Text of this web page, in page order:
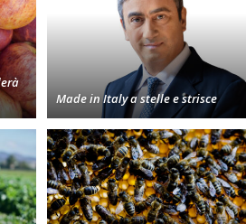
Made in Italy a stelle e strisce